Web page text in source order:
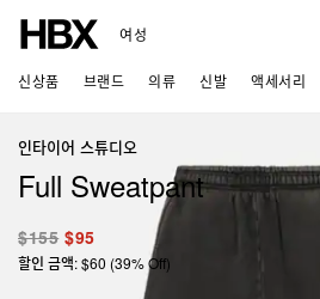
여성
신상품 브랜드 의류 신발 액세서리
인타이어 스튜디오
Full Sweatpant
$155 $95
할인 금액: $60 (39% Off)